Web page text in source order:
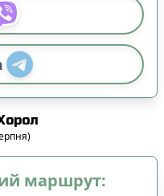
)
маршрут: